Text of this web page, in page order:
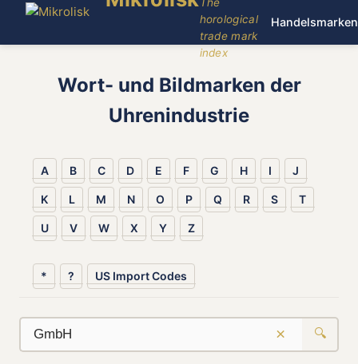
horological
trade mark
index
Handelsmarken
Wort- und Bildmarken der
Uhrenindustrie
A B C D E F G H I J
K L M N O P Q R S T
U V W X Y Z
* ? US Import Codes
× 🔍